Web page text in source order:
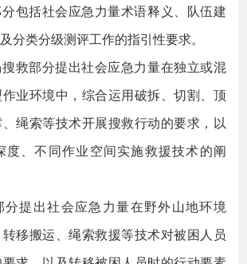
包括社会应急力量术语释义、队伍建
分类分级测评工作的指引性要求。
救部分提出社会应急力量在独立或混
业环境中，综合运用破拆、切割、顶
绳索等技术开展搜救行动的要求，以
度、不同作业空间实施救援技术的阐
分提出社会应急力量在野外山地环境
移搬运、绳索救援等技术对被困人员